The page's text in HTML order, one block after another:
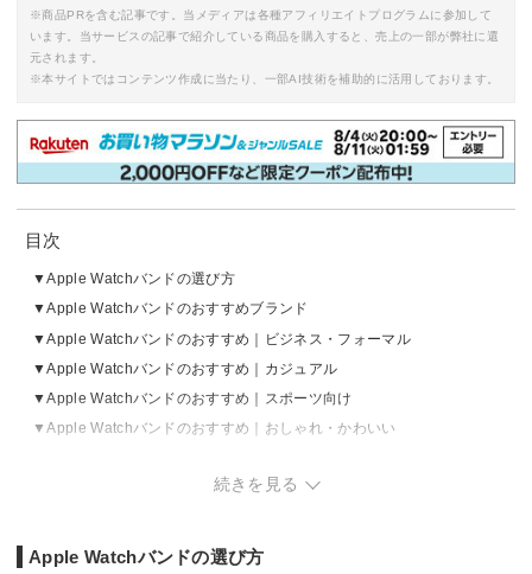
※商品PRを含む記事です。当メディアは各種アフィリエイトプログラムに参加して
います。当サービスの記事で紹介している商品を購入すると、売上の一部が弊社に還
元されます。
※本サイトではコンテンツ作成に当たり、一部AI技術を補助的に活用しております。
目次
Apple Watchバンドの選び方
Apple Watchバンドのおすすめブランド
Apple Watchバンドのおすすめ｜ビジネス・フォーマル
Apple Watchバンドのおすすめ｜カジュアル
Apple Watchバンドのおすすめ｜スポーツ向け
Apple Watchバンドのおすすめ｜おしゃれ・かわいい
続きを見る
Apple Watchバンドの選び方